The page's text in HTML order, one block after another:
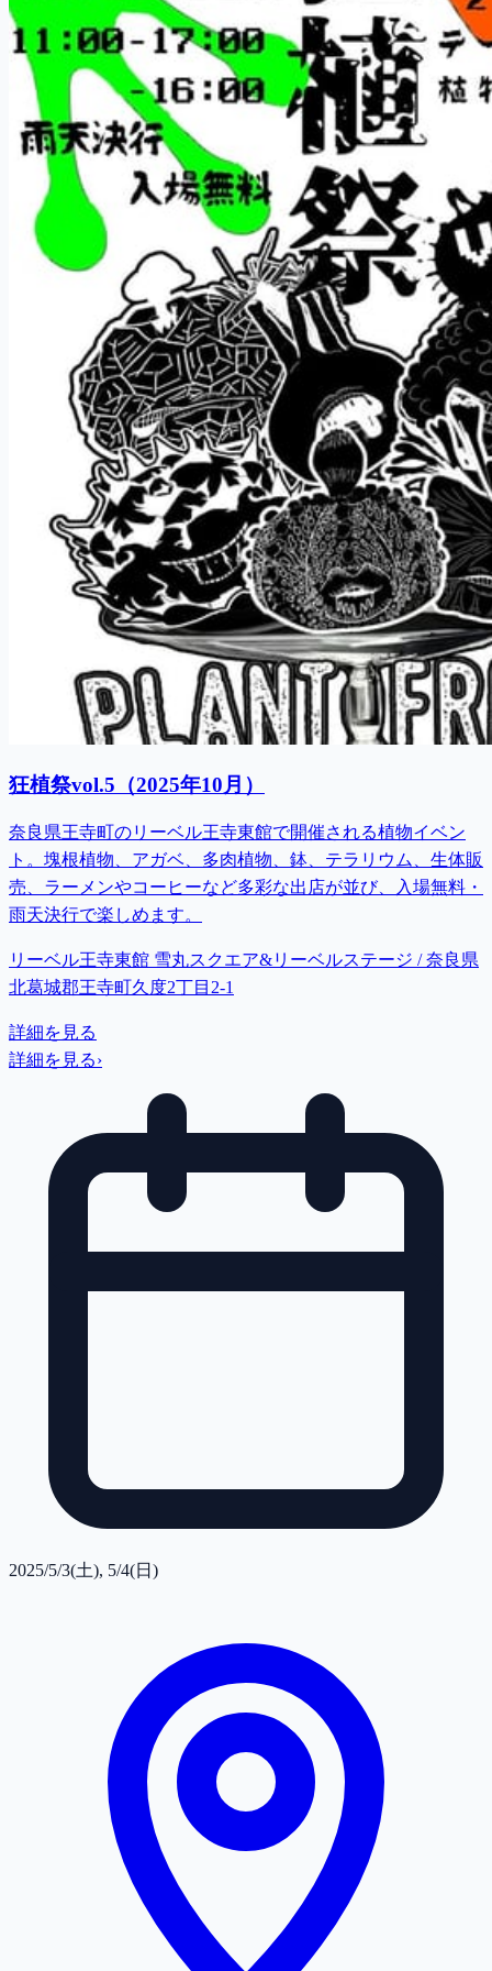
狂植祭vol.5（2025年10月）
奈良県王寺町のリーベル王寺東館で開催される植物イベン
ト。塊根植物、アガベ、多肉植物、鉢、テラリウム、生体販
売、ラーメンやコーヒーなど多彩な出店が並び、入場無料・
雨天決行で楽しめます。
リーベル王寺東館 雪丸スクエア&リーベルステージ / 奈良県
北葛城郡王寺町久度2丁目2-1
詳細を見る
詳細を見る›
2025/5/3(土), 5/4(日)